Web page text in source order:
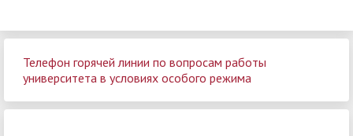
Телефон горячей линии по вопросам работы
университета в условиях особого режима